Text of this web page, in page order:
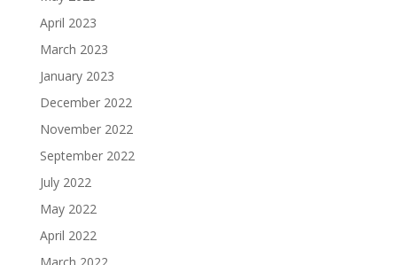
April 2023
March 2023
January 2023
December 2022
November 2022
September 2022
July 2022
May 2022
April 2022